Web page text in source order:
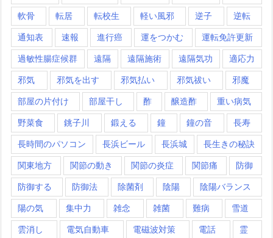
軟骨 転居 転校生 軽い風邪 逆子 逆転
通知表 速報 進行癌 運をつかむ 運転免許更新
過敏性腸症候群 遠隔 遠隔施術 遠隔気功 適応力
邪気 邪気を出す 邪気払い 邪気祓い 邪魔
部屋の片付け 部屋干し 酢 醸造酢 重い病気
野菜食 銚子川 鍛える 鐘 鐘の音 長寿
長時間のパソコン 長浜ビール 長浜城 長生きの秘訣
関東地方 関節の動き 関節の炎症 関節痛 防御
防御する 防御法 除菌剤 陰陽 陰陽バランス
陽の気 集中力 雑念 雑菌 難病 雪道
雲消し 電気自動車 電磁波対策 電話 霊